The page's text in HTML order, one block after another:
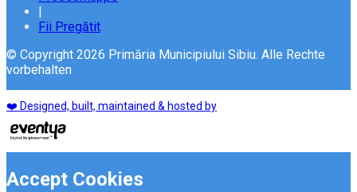
|
Fii Pregătit
© Copyright 2026 Primăria Municipiului Sibiu. Alle Rechte
vorbehalten
❤️ Designed, built, maintained & hosted by
Accept Cookies